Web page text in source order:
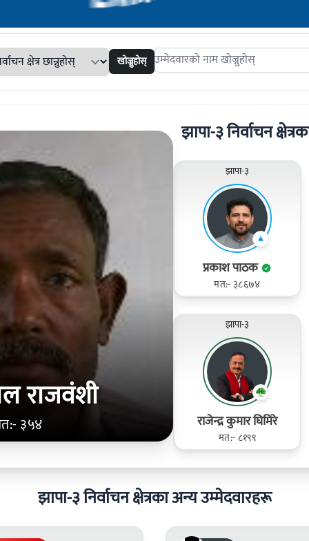
खोज्नुहोस् Search candidates
राजवंशी
३५४
झापा-३ निर्वाचन
झापा-३
प्रकाश पाठक
मत:- ३८६७४
झापा-३
राजेन्द्र कुमार घिमिरे
मत:- ८१९९
झापा-३ निर्वाचन क्षेत्रका अन्य उम्मेदवारहरू